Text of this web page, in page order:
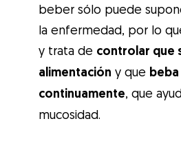
beber sólo puede
la enfermedad, por lo
y trata de controlar que
alimentación y que
continuamente, que
mucosidad.